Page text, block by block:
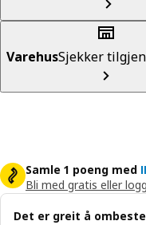
VarehusSjekker
Samle 1 poeng med
Bli med gratis eller
Det er greit å